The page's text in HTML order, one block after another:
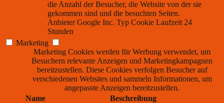
die Anzahl der Besucher, die Website von der sie
gekommen sind und die besuchten Seiten.
Anbieter Google Inc. Typ Cookie Laufzeit 24
Stunden
Marketing
Marketing Cookies werden für Werbung verwendet, um
Besuchern relevante Anzeigen und Marketingkampagnen
bereitzustellen. Diese Cookies verfolgen Besucher auf
verschiedenen Websites und sammeln Informationen, um
angepasste Anzeigen bereitzustellen.
Name
Beschreibung